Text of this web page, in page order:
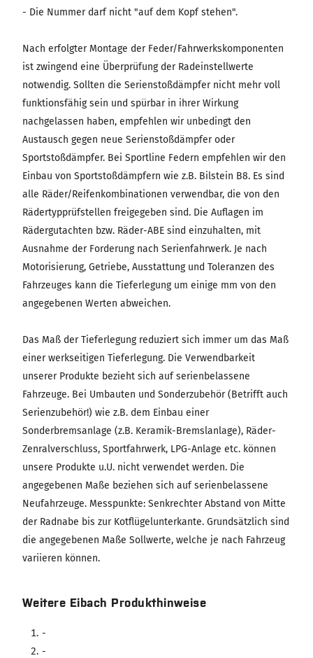
- Die Nummer darf nicht "auf dem Kopf stehen".
Nach erfolgter Montage der Feder/Fahrwerkskomponenten
ist zwingend eine Überprüfung der Radeinstellwerte
notwendig. Sollten die Serienstoßdämpfer nicht mehr voll
funktionsfähig sein und spürbar in ihrer Wirkung
nachgelassen haben, empfehlen wir unbedingt den
Austausch gegen neue Serienstoßdämpfer oder
Sportstoßdämpfer. Bei Sportline Federn empfehlen wir den
Einbau von Sportstoßdämpfern wie z.B. Bilstein B8. Es sind
alle Räder/Reifenkombinationen verwendbar, die von den
Rädertypprüfstellen freigegeben sind. Die Auflagen im
Rädergutachten bzw. Räder-ABE sind einzuhalten, mit
Ausnahme der Forderung nach Serienfahrwerk. Je nach
Motorisierung, Getriebe, Ausstattung und Toleranzen des
Fahrzeuges kann die Tieferlegung um einige mm von den
angegebenen Werten abweichen.
Das Maß der Tieferlegung reduziert sich immer um das Maß
einer werkseitigen Tieferlegung. Die Verwendbarkeit
unserer Produkte bezieht sich auf serienbelassene
Fahrzeuge. Bei Umbauten und Sonderzubehör (Betrifft auch
Serienzubehör!) wie z.B. dem Einbau einer
Sonderbremsanlage (z.B. Keramik-Bremslanlage), Räder-
Zenralverschluss, Sportfahrwerk, LPG-Anlage etc. können
unsere Produkte u.U. nicht verwendet werden. Die
angegebenen Maße beziehen sich auf serienbelassene
Neufahrzeuge. Messpunkte: Senkrechter Abstand von Mitte
der Radnabe bis zur Kotflügelunterkante. Grundsätzlich sind
die angegebenen Maße Sollwerte, welche je nach Fahrzeug
variieren können.
Weitere Eibach Produkthinweise
-
-